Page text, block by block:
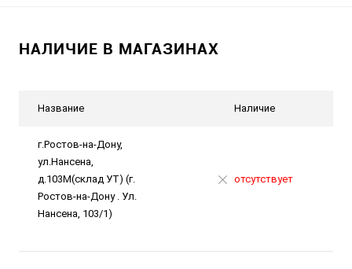
НАЛИЧИЕ В МАГАЗИНАХ
Название Наличие
г.Ростов-на-Дону,
ул.Нансена,
д.103М(склад УТ) (г.
Ростов-на-Дону . Ул.
Нансена, 103/1)
отсутствует